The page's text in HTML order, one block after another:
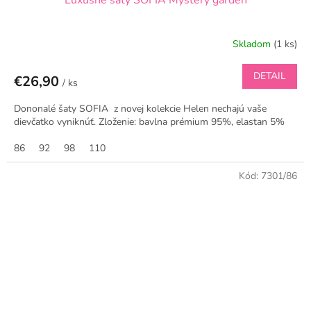
Skladom (1 ks)
€26,90 / ks
DETAIL
Dononalé šaty SOFIA z novej kolekcie Helen nechajú vaše
dievčatko vyniknúť. Zloženie: bavlna prémium 95%, elastan 5%
86
92 98 110
Kód: 7301/86